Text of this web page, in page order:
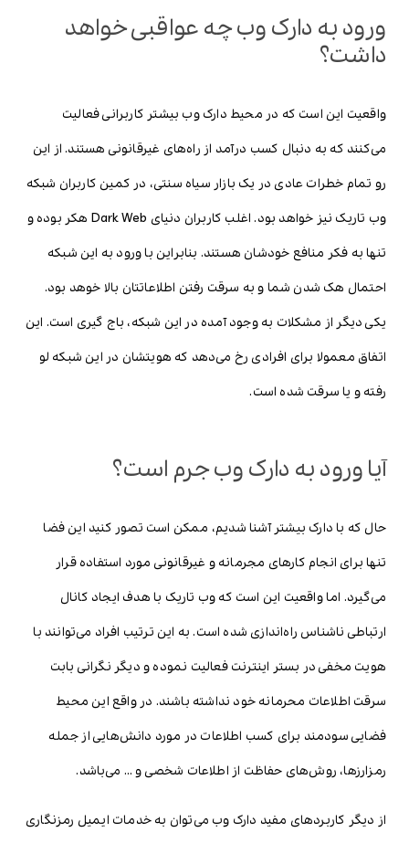
ورود به دارک وب چه عواقبی خواهد
داشت؟
واقعیت این است که در محیط دارک وب بیشتر کاربرانی فعالیت
می‌کنند که به دنبال کسب درآمد از راه‌های غیرقانونی هستند. از این
رو تمام خطرات عادی در یک بازار سیاه سنتی، در کمین کاربران شبکه
وب تاریک نیز خواهد بود. اغلب کاربران دنیای Dark Web هکر بوده و
تنها به فکر منافع خودشان هستند. بنابراین با ورود به این شبکه
احتمال هک شدن شما و به سرقت رفتن اطلاعاتتان بالا خوهد بود.
یکی دیگر از مشکلات به وجود آمده در این شبکه، باج گیری است. این
اتفاق معمولا برای افرادی رخ می‌دهد که هویتشان در این شبکه لو
رفته و یا سرقت شده است.
آیا ورود به دارک وب جرم است؟
حال که با دارک بیشتر آشنا شدیم، ممکن است تصور کنید این فضا
تنها برای انجام کارهای مجرمانه و غیرقانونی مورد استفاده قرار
می‌گیرد. اما واقعیت این است که وب تاریک با هدف ایجاد کانال
ارتباطی ناشناس راه‌اندازی شده است. به این ترتیب افراد می‌توانند با
هویت مخفی در بستر اینترنت فعالیت نموده و دیگر نگرانی بابت
سرقت اطلاعات محرمانه خود نداشته باشند. در واقع این محیط
فضایی سودمند برای کسب اطلاعات در مورد دانش‌هایی از جمله
رمزارزها، روش‌های حفاظت از اطلاعات شخصی و … می‌باشد.
از دیگر کاربردهای مفید دارک وب می‌توان به خدمات ایمیل رمزنگاری